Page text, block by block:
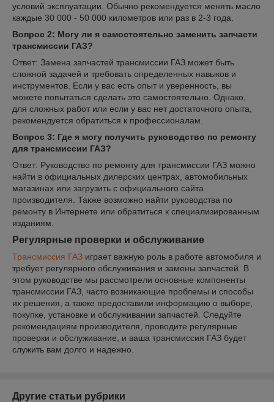
условий эксплуатации. Обычно рекомендуется менять масло
каждые 30 000 - 50 000 километров или раз в 2-3 года.
Вопрос 2: Могу ли я самостоятельно заменить запчасти
трансмиссии ГАЗ?
Ответ: Замена запчастей трансмиссии ГАЗ может быть
сложной задачей и требовать определенных навыков и
инструментов. Если у вас есть опыт и уверенность, вы
можете попытаться сделать это самостоятельно. Однако,
для сложных работ или если у вас нет достаточного опыта,
рекомендуется обратиться к профессионалам.
Вопрос 3: Где я могу получить руководство по ремонту
для трансмиссии ГАЗ?
Ответ: Руководство по ремонту для трансмиссии ГАЗ можно
найти в официальных дилерских центрах, автомобильных
магазинах или загрузить с официального сайта
производителя. Также возможно найти руководства по
ремонту в Интернете или обратиться к специализированным
изданиям.
Регулярные проверки и обслуживание
Трансмиссия ГАЗ играет важную роль в работе автомобиля и
требует регулярного обслуживания и замены запчастей. В
этом руководстве мы рассмотрели основные компоненты
трансмиссии ГАЗ, часто возникающие проблемы и способы
их решения, а также предоставили информацию о выборе,
покупке, установке и обслуживании запчастей. Следуйте
рекомендациям производителя, проводите регулярные
проверки и обслуживание, и ваша трансмиссия ГАЗ будет
служить вам долго и надежно.
Другие статьи рубрики